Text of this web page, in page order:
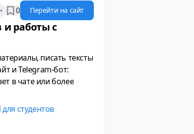
options
0 Перейти на сайт
и работы с
писать тексты
и Telegram-бот:
в чате или более
студентов